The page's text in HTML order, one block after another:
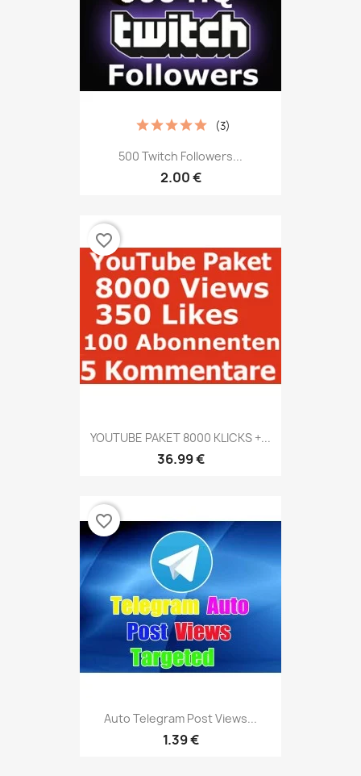
500 Twitch Followers...
2.00 €
(3)
YOUTUBE PAKET 8000 KLICKS +...
36.99 €
favorite_border
Auto Telegram Post Views...
1.39 €
favorite_border